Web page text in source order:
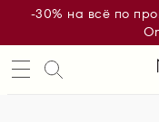
-30% на всё по